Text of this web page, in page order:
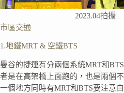
2023.04拍攝
市區交通
1.地鐵MRT & 空鐵BTS
曼谷的捷運有分兩個系統MRT和
者是在高架橋上面跑的，也是兩個
一個地方同時有MRT和BTS要注意